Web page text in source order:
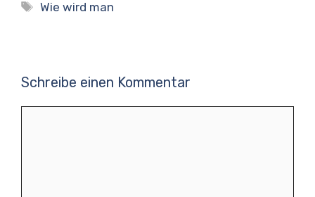
Schlagwörter
Wie wird man
Schreibe einen Kommentar